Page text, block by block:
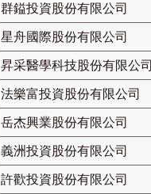
群鎰投資股份有限公司
星舟國際股份有限公司
昇采醫學科技股份有限公司
法樂富投資股份有限公司
岳杰興業股份有限公司
義洲投資股份有限公司
許歡投資股份有限公司